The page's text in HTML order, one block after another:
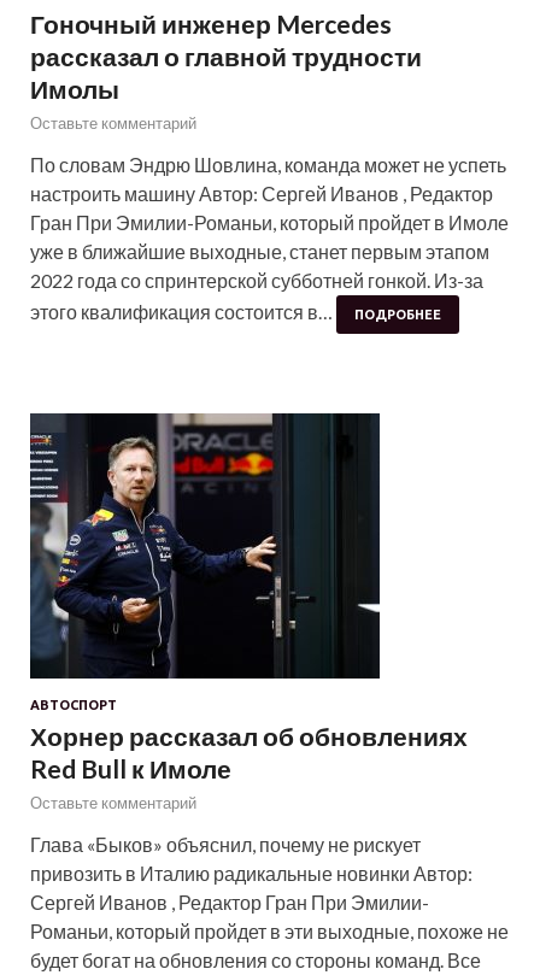
Гоночный инженер Mercedes
рассказал о главной трудности
Имолы
Оставьте комментарий
По словам Эндрю Шовлина, команда может не успеть
настроить машину Автор: Сергей Иванов , Редактор
Гран При Эмилии-Романьи, который пройдет в Имоле
уже в ближайшие выходные, станет первым этапом
2022 года со спринтерской субботней гонкой. Из-за
этого квалификация состоится в…
ПОДРОБНЕЕ
АВТОСПОРТ
Хорнер рассказал об обновлениях
Red Bull к Имоле
Оставьте комментарий
Глава «Быков» объяснил, почему не рискует
привозить в Италию радикальные новинки Автор:
Сергей Иванов , Редактор Гран При Эмилии-
Романьи, который пройдет в эти выходные, похоже не
будет богат на обновления со стороны команд. Все